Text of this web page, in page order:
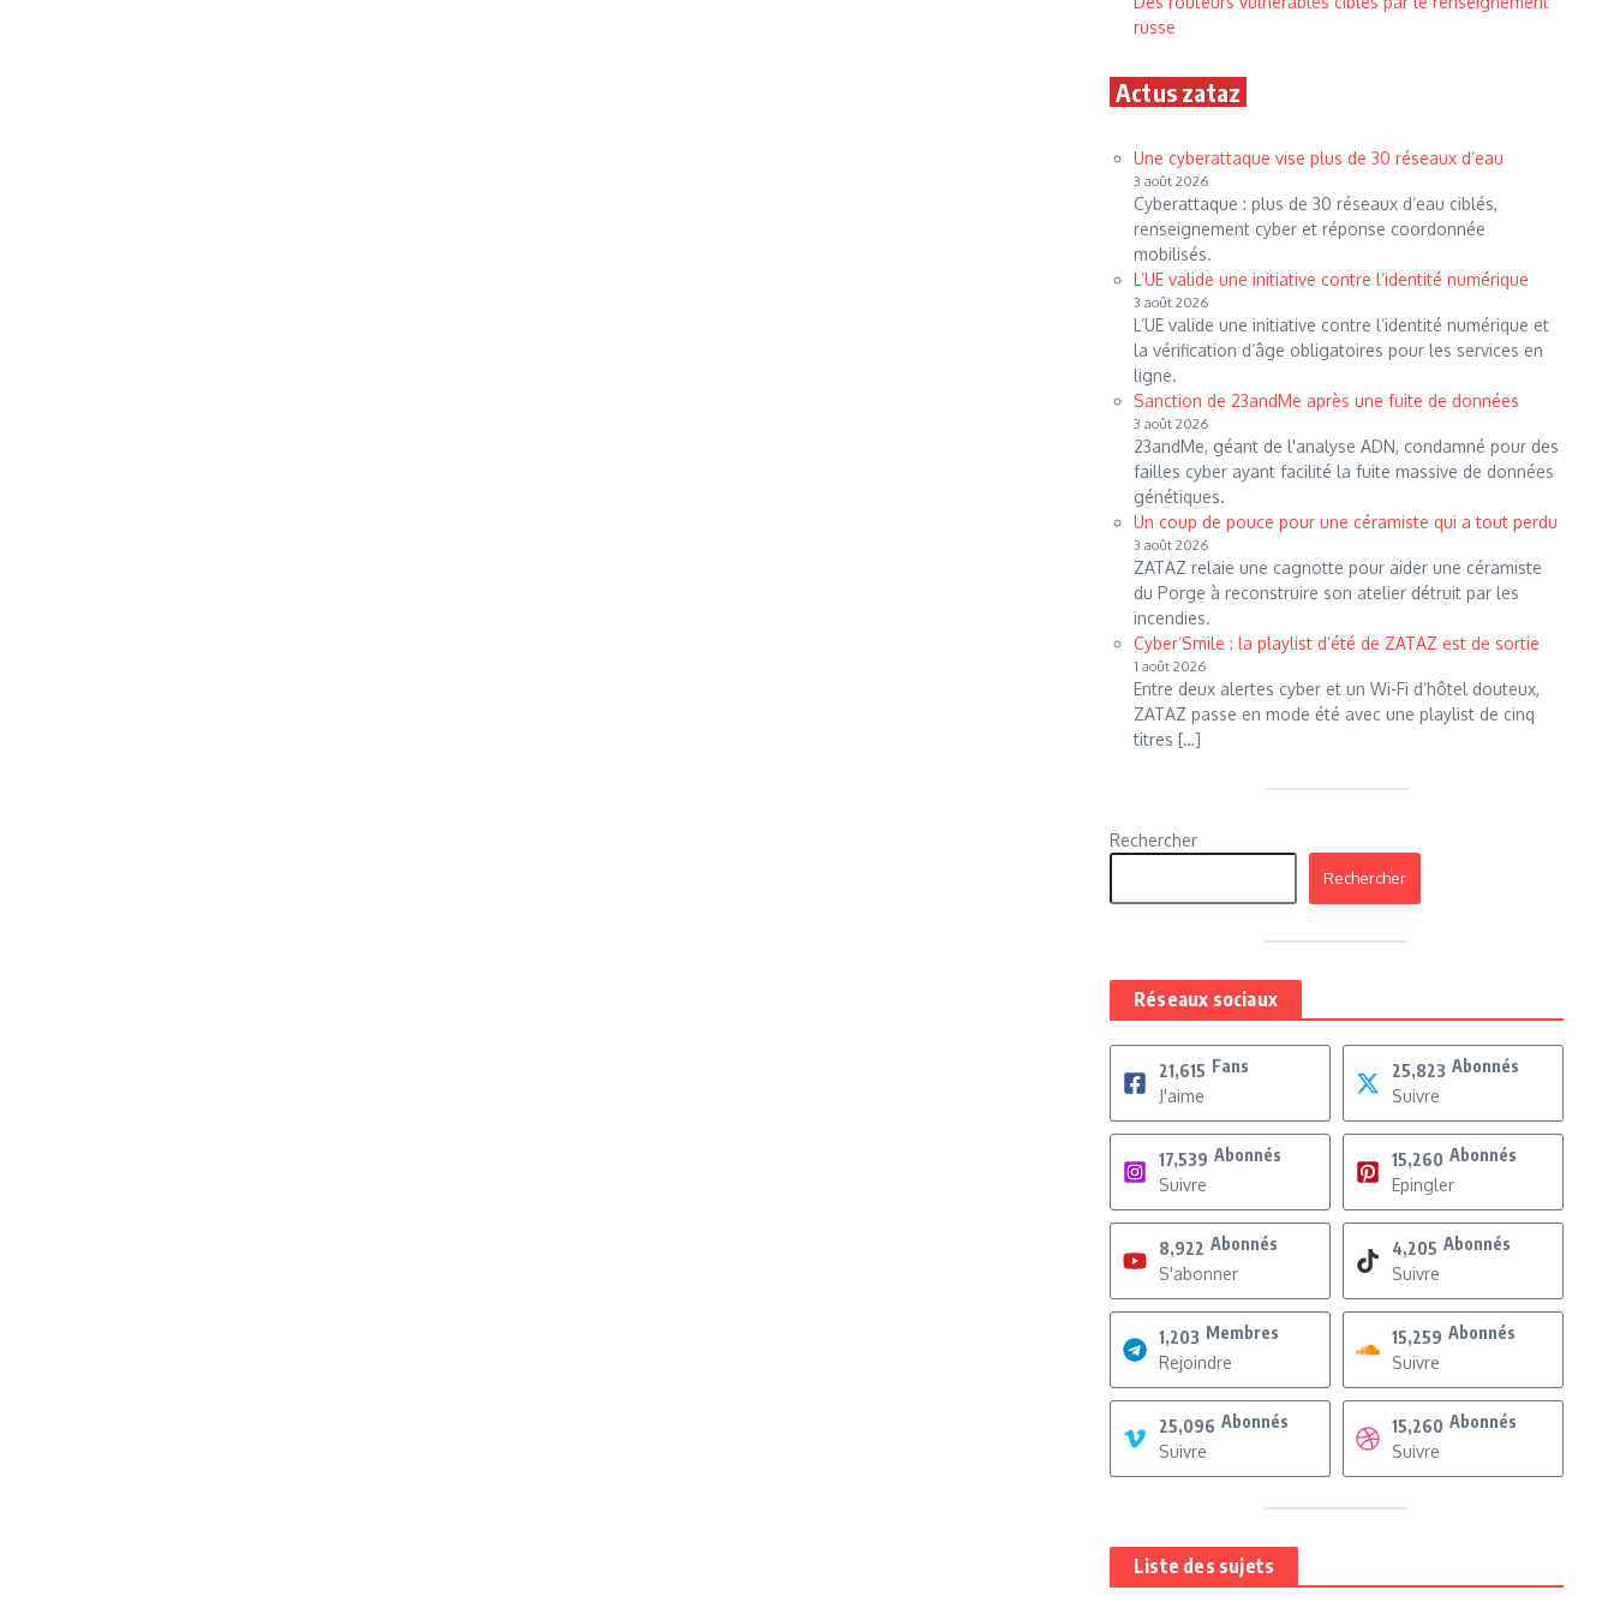
russe
Actus zataz
Une cyberattaque vise plus de 30 réseaux d’eau
3 août 2026
Cyberattaque : plus de 30 réseaux d’eau ciblés,
renseignement cyber et réponse coordonnée
mobilisés.
L’UE valide une initiative contre l’identité numérique
3 août 2026
L’UE valide une initiative contre l’identité numérique et
la vérification d’âge obligatoires pour les services en
ligne.
Sanction de 23andMe après une fuite de données
3 août 2026
23andMe, géant de l'analyse ADN, condamné pour des
failles cyber ayant facilité la fuite massive de données
génétiques.
Un coup de pouce pour une céramiste qui a tout perdu
3 août 2026
ZATAZ relaie une cagnotte pour aider une céramiste
du Porge à reconstruire son atelier détruit par les
incendies.
Cyber’Smile : la playlist d’été de ZATAZ est de sortie
1 août 2026
Entre deux alertes cyber et un Wi-Fi d’hôtel douteux,
ZATAZ passe en mode été avec une playlist de cinq
titres […]
Rechercher
Rechercher
Réseaux sociaux
21,615 Fans
J'aime
25,823 Abonnés
Suivre
17,539 Abonnés
Suivre
15,260 Abonnés
Epingler
8,922 Abonnés
S'abonner
4,205 Abonnés
Suivre
1,203 Membres
Rejoindre
15,259 Abonnés
Suivre
25,096 Abonnés
Suivre
15,260 Abonnés
Suivre
Liste des sujets